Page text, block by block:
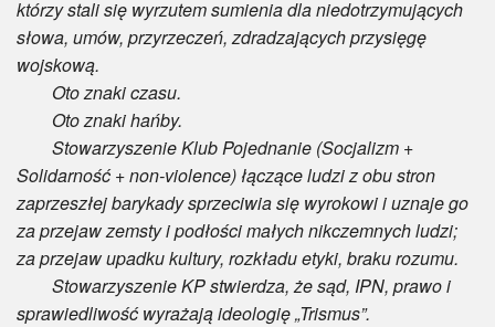
którzy stali się wyrzutem sumienia dla niedotrzymujących
słowa, umów, przyrzeczeń, zdradzających przysięgę
wojskową.
Oto znaki czasu.
Oto znaki hańby.
Stowarzyszenie Klub Pojednanie (Socjalizm +
Solidarność + non-violence) łączące ludzi z obu stron
zaprzeszłej barykady sprzeciwia się wyrokowi i uznaje go
za przejaw zemsty i podłości małych nikczemnych ludzi;
za przejaw upadku kultury, rozkładu etyki, braku rozumu.
Stowarzyszenie KP stwierdza, że sąd, IPN, prawo i
sprawiedliwość wyrażają ideologię „Trismus”.